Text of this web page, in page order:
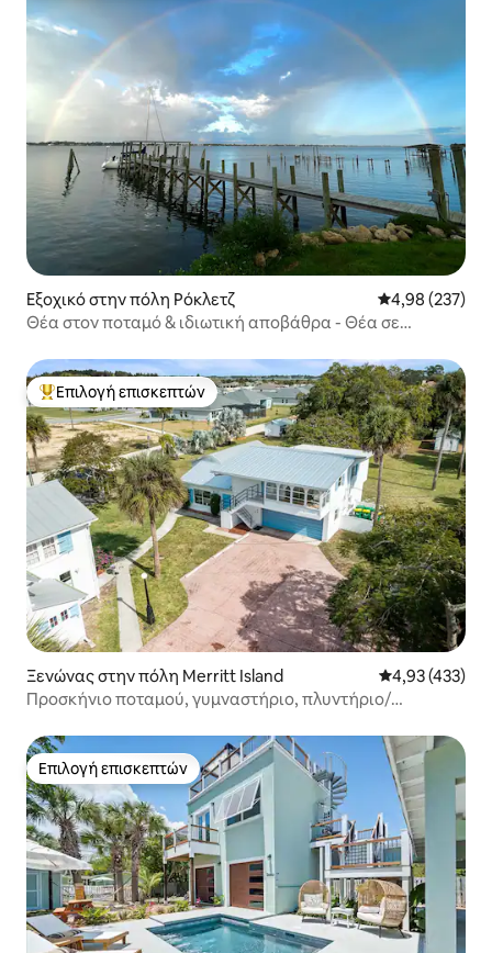
Εξοχικό στην πόλη Ρόκλετζ Μέση
4,98 (237)
Θέα στον ποταμό & ιδιωτική αποβάθρα - Θέα σε
Κορυφαία επιλογή επισκεπτών
Επιλογή επισκεπτών
Ξενώνας στην πόλη Merritt Island Μέση
4,93 (433)
Προσκήνιο ποταμού, γυμναστήριο, πλυντήριο/
Επιλογή επισκεπτών
Επιλογή επισκεπτών